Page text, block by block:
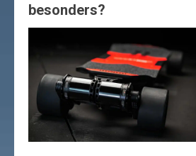
besonders?